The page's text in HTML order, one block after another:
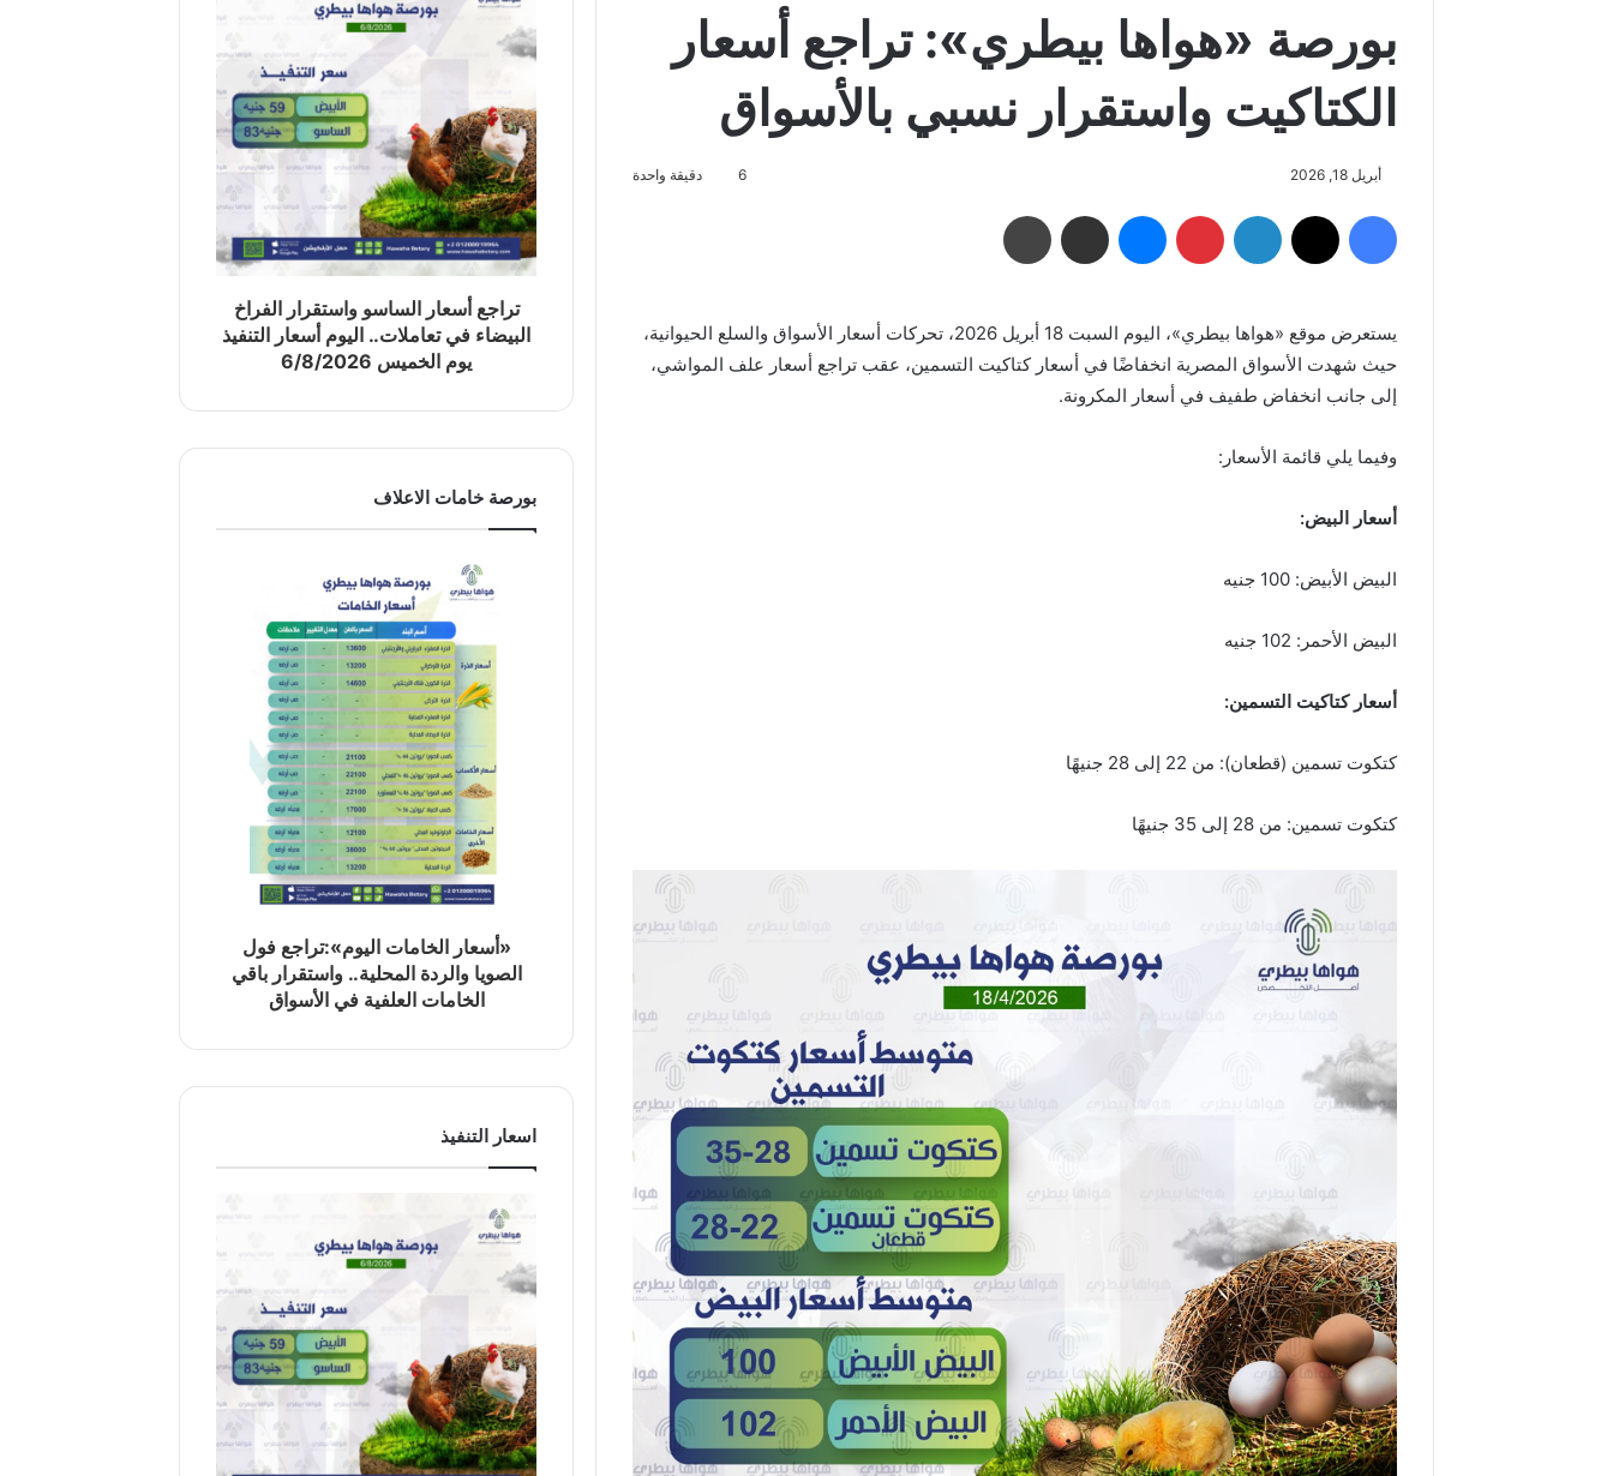
بورصة «هواها بيطري»: تراجع أسعار
الكتاكيت واستقرار نسبي بالأسواق
أبريل 18, 2026 6 دقيقة واحدة
فيسبوك لينكدإن بينتيريست ماسنجر مشاركة عبر البريد
يستعرض موقع «هواها بيطري»، اليوم السبت 18 أبريل 2026، تحركات أسعار الأسواق والسلع الحيوانية،
حيث شهدت الأسواق المصرية انخفاضًا في أسعار كتاكيت التسمين، عقب تراجع أسعار علف المواشي،
إلى جانب انخفاض طفيف في أسعار المكرونة.
وفيما يلي قائمة الأسعار:
أسعار البيض:
البيض الأبيض: 100 جنيه
البيض الأحمر: 102 جنيه
أسعار كتاكيت التسمين:
كتكوت تسمين (قطعان): من 22 إلى 28 جنيهًا
كتكوت تسمين: من 28 إلى 35 جنيهًا
تراجع أسعار الساسو واستقرار الفراخ
البيضاء في تعاملات.. اليوم أسعار التنفيذ
يوم الخميس 6/8/2026
بورصة خامات الاعلاف
«أسعار الخامات اليوم»:تراجع فول
الصويا والردة المحلية.. واستقرار باقي
الخامات العلفية في الأسواق
اسعار التنفيذ